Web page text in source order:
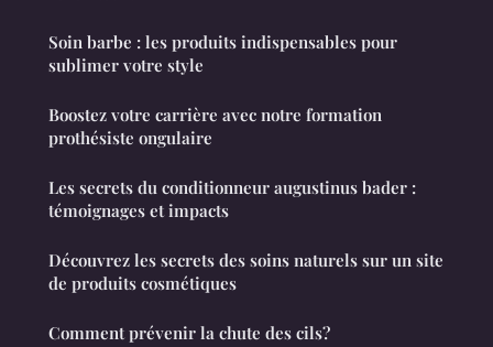
Soin barbe : les produits indispensables pour
sublimer votre style
Boostez votre carrière avec notre formation
prothésiste ongulaire
Les secrets du conditionneur augustinus bader :
témoignages et impacts
Découvrez les secrets des soins naturels sur un site
de produits cosmétiques
Comment prévenir la chute des cils?